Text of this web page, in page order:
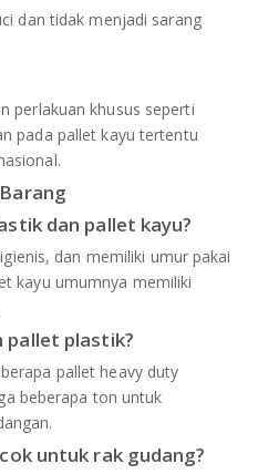
dan tidak menjadi sarang
perlakuan khusus seperti
pada pallet kayu tertentu
dan pallet kayu?
dan memiliki umur pakai
kayu umumnya memiliki
pallet plastik?
pallet heavy duty
beberapa ton untuk
untuk rak gudang?